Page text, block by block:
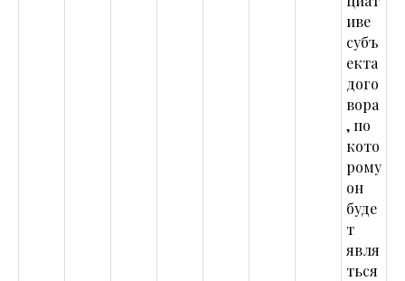
иве
субъ
екта
дого
вора
, по
кото
рому
он
буде
т
явля
ться